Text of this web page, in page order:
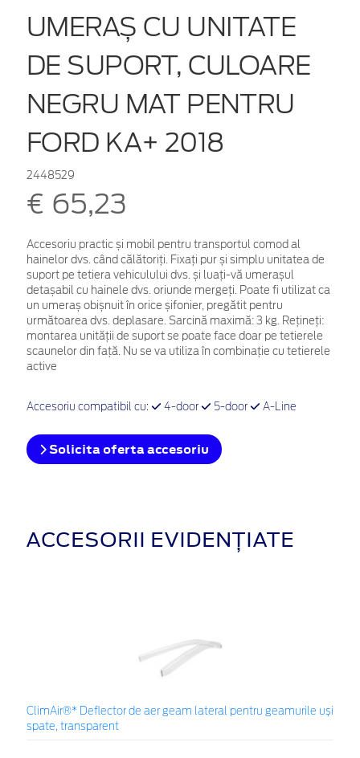
UMERAȘ CU UNITATE
DE SUPORT, CULOARE
NEGRU MAT PENTRU
FORD KA+ 2018
2448529
€ 65,23
Accesoriu practic și mobil pentru transportul comod al
hainelor dvs. când călătoriți. Fixați pur și simplu unitatea de
suport pe tetiera vehiculului dvs. și luați-vă umerașul
detașabil cu hainele dvs. oriunde mergeți. Poate fi utilizat ca
un umeraș obișnuit în orice șifonier, pregătit pentru
următoarea dvs. deplasare. Sarcină maximă: 3 kg. Rețineți:
montarea unității de suport se poate face doar pe tetierele
scaunelor din față. Nu se va utiliza în combinație cu tetierele
active
Accesoriu compatibil cu: 4-door 5-door A-Line
Solicita oferta accesoriu
ACCESORII EVIDENȚIATE
ClimAir®* Deflector de aer geam lateral pentru geamurile uși
spate, transparent